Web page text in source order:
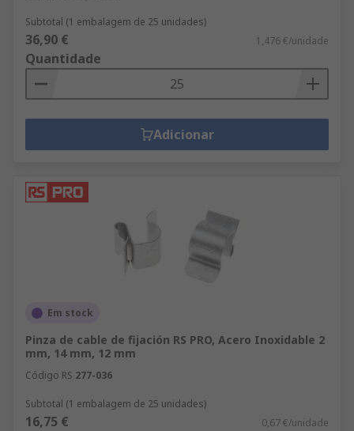
Subtotal (1 embalagem de 25 unidades)
36,90 € 1,476 €/unidade
Quantidade
Adicionar
Em stock
Pinza de cable de fijación RS PRO, Acero Inoxidable 2
mm, 14 mm, 12 mm
Código RS 277-036
Subtotal (1 embalagem de 25 unidades)
16,75 € 0,67 €/unidade